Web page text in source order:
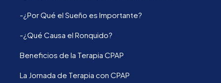
-¿Por Qué el Sueño es Importante?
-¿Qué Causa el Ronquido?
Beneficios de la Terapia CPAP
La Jornada de Terapia con CPAP